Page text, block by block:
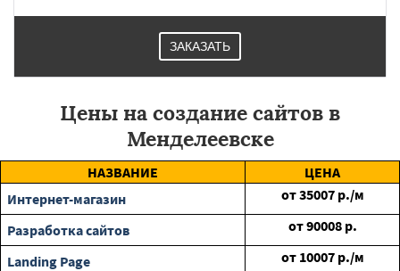
ЗАКАЗАТЬ
Цены на создание сайтов в
Менделеевске
НАЗВАНИЕ
ЦЕНА
Интернет-магазин
от35007 р./м
Разработка сайтов
от90008 р.
Landing Page
от 10007 р./м